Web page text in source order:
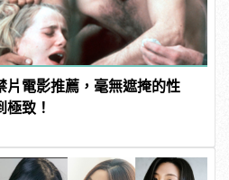
片電影推薦，毫無遮掩的性
致！